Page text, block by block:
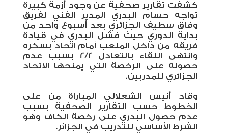
كشفت تقارير صحفية عن وجود أزمة كبيرة
تواجه حسام البدري المدير الفني لفريق
وفاق سطيف الجزائري بعد أسبوع واحد من
بداية الدوري حيث فشل البدري في قيادة
فريقه من داخل الملعب أمام اتحاد بسكره
وانتهى اللقاء بالتعادل 2/2 بسبب عدم
حصوله على الرخصة التي يمنحها الاتحاد
الجزائري للمدربين.
وقاد أنيس الشعلالي المباراة من على
الخطوط حسب التقارير الصحفية بسبب
عدم حصول البدري على رخصة الكاف وهو
الشرط الأساسي للتدريب في الجزائر.